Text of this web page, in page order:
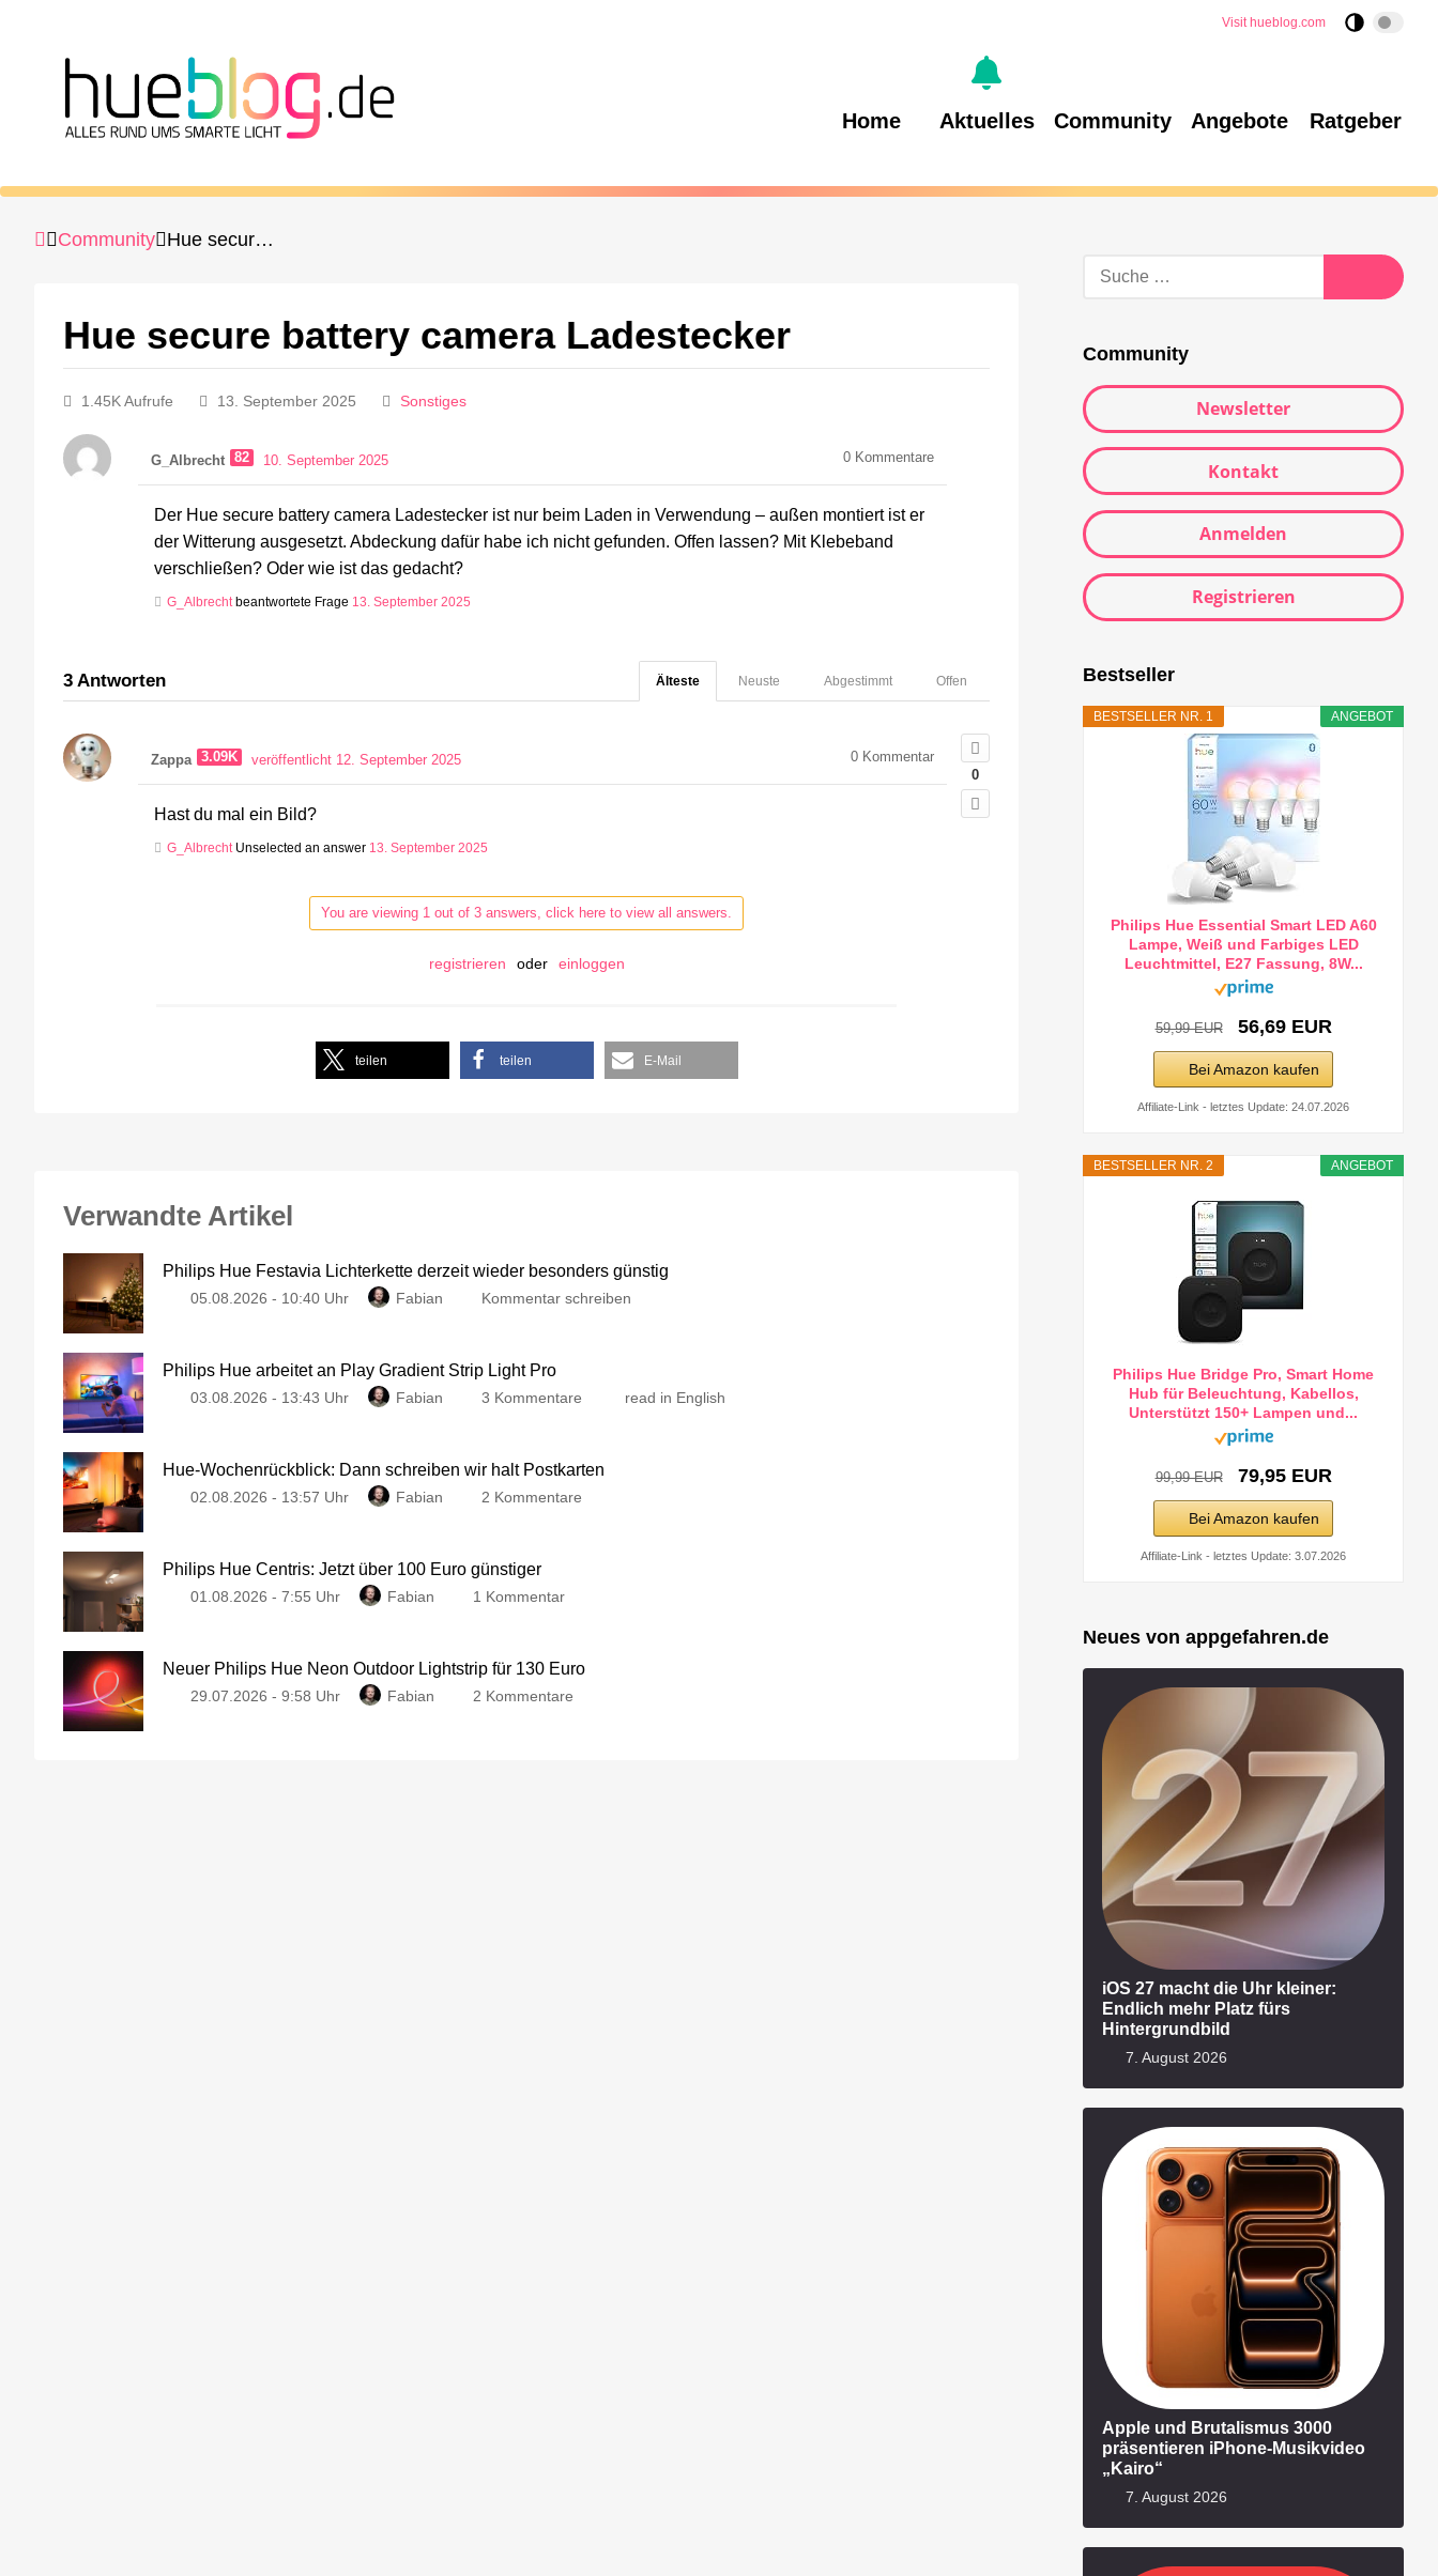
Visit hueblog.com
Home Aktuelles Community Angebote Ratgeber
Community Hue secure battery camera Ladestecker
Hue secure battery camera Ladestecker
1.45K Aufrufe 13. September 2025 Sonstiges
G_Albrecht 82 10. September 2025 0 Kommentare
Der Hue secure battery camera Ladestecker ist nur beim Laden in Verwendung – außen montiert ist er
der Witterung ausgesetzt. Abdeckung dafür habe ich nicht gefunden. Offen lassen? Mit Klebeband
verschließen? Oder wie ist das gedacht?
G_Albrechtbeantwortete Frage 13. September 2025
3 Antworten Offen
Abgestimmt
Neuste
Älteste
0
Zappa 3.09K veröffentlicht 12. September 2025 0 Kommentar
Hast du mal ein Bild?
G_AlbrechtUnselected an answer 13. September 2025
You are viewing 1 out of 3 answers, click here to view all answers.
registrieren oder einloggen
teilen teilen E-Mail
Verwandte Artikel
Philips Hue Festavia Lichterkette derzeit wieder besonders günstig
05.08.2026 - 10:40 Uhr Fabian Kommentar schreiben
Philips Hue arbeitet an Play Gradient Strip Light Pro
03.08.2026 - 13:43 Uhr Fabian 3 Kommentare read in English
Hue-Wochenrückblick: Dann schreiben wir halt Postkarten
02.08.2026 - 13:57 Uhr Fabian 2 Kommentare
Philips Hue Centris: Jetzt über 100 Euro günstiger
01.08.2026 - 7:55 Uhr Fabian 1 Kommentar
Neuer Philips Hue Neon Outdoor Lightstrip für 130 Euro
29.07.2026 - 9:58 Uhr Fabian 2 Kommentare
Community
Newsletter
Kontakt
Anmelden
Registrieren
Bestseller
ANGEBOT
BESTSELLER NR. 1
Philips Hue Essential Smart LED A60
Lampe, Weiß und Farbiges LED
Leuchtmittel, E27 Fassung, 8W...
59,99 EUR 56,69 EUR
Bei Amazon kaufen
Affiliate-Link - letztes Update: 24.07.2026
ANGEBOT
BESTSELLER NR. 2
Philips Hue Bridge Pro, Smart Home
Hub für Beleuchtung, Kabellos,
Unterstützt 150+ Lampen und...
99,99 EUR 79,95 EUR
Bei Amazon kaufen
Affiliate-Link - letztes Update: 3.07.2026
Neues von appgefahren.de
iOS 27 macht die Uhr kleiner:
Endlich mehr Platz fürs
Hintergrundbild
7. August 2026
Apple und Brutalismus 3000
präsentieren iPhone-Musikvideo
„Kairo“
7. August 2026